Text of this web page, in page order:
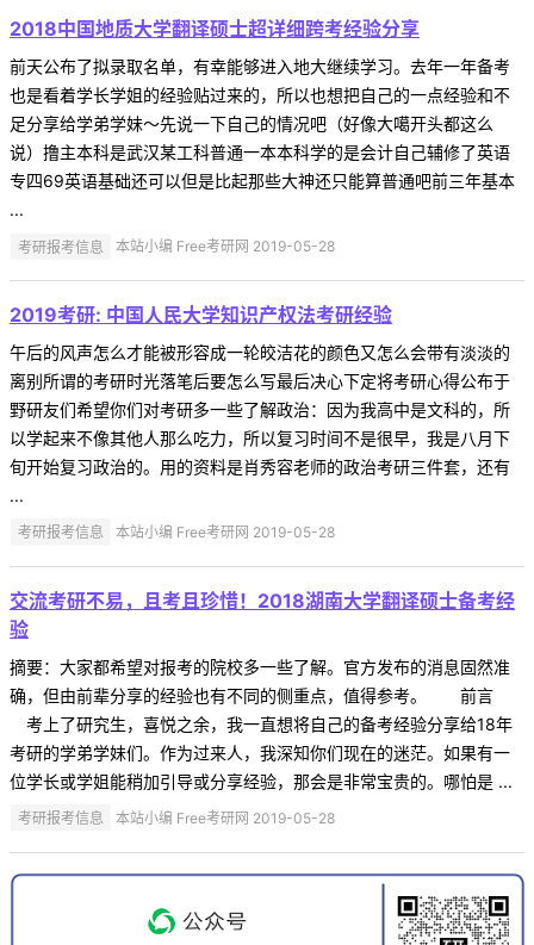
2018中国地质大学翻译硕士超详细跨考经验分享
前天公布了拟录取名单，有幸能够进入地大继续学习。去年一年备考
也是看着学长学姐的经验贴过来的，所以也想把自己的一点经验和不
足分享给学弟学妹～先说一下自己的情况吧（好像大噶开头都这么
说）撸主本科是武汉某工科普通一本本科学的是会计自己辅修了英语
专四69英语基础还可以但是比起那些大神还只能算普通吧前三年基本
...
考研报考信息 本站小编 Free考研网 2019-05-28
2019考研: 中国人民大学知识产权法考研经验
午后的风声怎么才能被形容成一轮皎洁花的颜色又怎么会带有淡淡的
离别所谓的考研时光落笔后要怎么写最后决心下定将考研心得公布于
野研友们希望你们对考研多一些了解政治：因为我高中是文科的，所
以学起来不像其他人那么吃力，所以复习时间不是很早，我是八月下
旬开始复习政治的。用的资料是肖秀容老师的政治考研三件套，还有
...
考研报考信息 本站小编 Free考研网 2019-05-28
交流考研不易，且考且珍惜！2018湖南大学翻译硕士备考经
验
摘要：大家都希望对报考的院校多一些了解。官方发布的消息固然准
确，但由前辈分享的经验也有不同的侧重点，值得参考。 前言
考上了研究生，喜悦之余，我一直想将自己的备考经验分享给18年
考研的学弟学妹们。作为过来人，我深知你们现在的迷茫。如果有一
位学长或学姐能稍加引导或分享经验，那会是非常宝贵的。哪怕是 ...
考研报考信息 本站小编 Free考研网 2019-05-28